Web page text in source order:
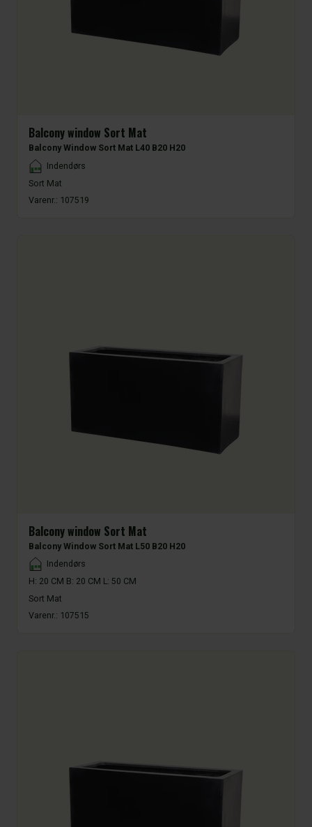
Balcony window Sort Mat
Balcony Window Sort Mat L40 B20 H20
Placement
Indendørs
Sort Mat
Varenr.: 107519
Balcony window Sort Mat
Balcony Window Sort Mat L50 B20 H20
Placement
Indendørs
H: 20 CM B: 20 CM L: 50 CM
Sort Mat
Varenr.: 107515